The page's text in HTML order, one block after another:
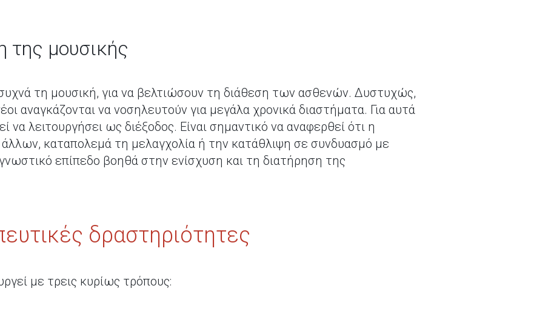
της μουσικής
συχνά τη μουσική, για να βελτιώσουν τη διάθεση των ασθενών. Δυστυχώς,
αναγκάζονται να νοσηλευτούν για μεγάλα χρονικά διαστήματα. Για αυτά
να λειτουργήσει ως διέξοδος. Είναι σημαντικό να αναφερθεί ότι η
καταπολεμά τη μελαγχολία ή την κατάθλιψη σε συνδυασμό με
επίπεδο βοηθά στην ενίσχυση και τη διατήρηση της
δραστηριότητες
με τρεις κυρίως τρόπους: